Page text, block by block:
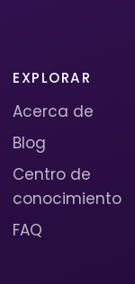
EXPLORAR
Acerca de
Blog
Centro de
conocimiento
FAQ